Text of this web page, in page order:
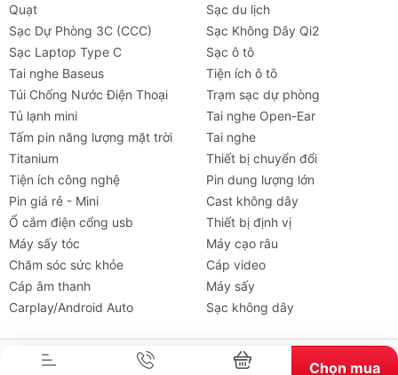
Tai nghe Máy chiếu Cho thuê
Chọn mua
Quạt
Sạc du lịch
Sạc Dự Phòng 3C (CCC)
Sạc Không Dây Qi2
Sạc Laptop Type C
Sạc ô tô
Tai nghe Baseus
Tiện ích ô tô
Túi Chống Nước Điện Thoại
Trạm sạc dự phòng
Tủ lạnh mini
Tai nghe Open-Ear
Tấm pin năng lượng mặt trời
Tai nghe
Titanium
Thiết bị chuyển đổi
Tiện ích công nghệ
Pin dung lượng lớn
Pin giá rẻ - Mini
Cast không dây
Ổ cắm điện cổng usb
Thiết bị định vị
Máy sấy tóc
Máy cạo râu
Chăm sóc sức khỏe
Cáp video
Cáp âm thanh
Máy sấy
Carplay/Android Auto
Sạc không dây
Bản quyền thuộc về chube.vn. Cung cấp bởi Sapo.